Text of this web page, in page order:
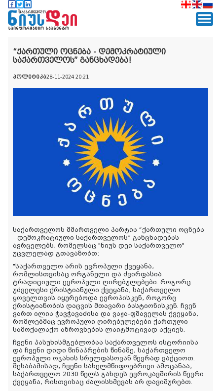
“ქართული ოცნება - დემოკრატიული
საქართველოს” განცხადება!
პოლიტიკა28-11-2024 20:21
საქართველოს მმართველი პარტია “ქართული ოცნება
- დემოკრატიული საქართველოს” განცხადებას
ავრცელებს, რომელსაც "ნიუს დეი საქართველო"
უცვლელად გთავაზობთ:
"საქართველო არის ევროპული ქვეყანა,
რომლისთვისაც ორგანული და ძვირფასია
ტრადიციული ევროპული ღირებულებები. როგორც
უძველესი ქრისტიანული ქვეყანა, საქართველო
ყოველთვის იყურებოდა ევროპისკენ, როგორც
ქრისტიანობის დაცვის მთავარი ბასტიონისკენ. ჩვენ
ვართ ილია ჭავჭავაძისა და ვაჟა-ფშაველას ქვეყანა,
რომლებმაც ევროპული ღირებულებები ქართული
სამოქალაქო აზროვნების ლაიტმოტივად აქციეს.
ჩვენი პასუხისმგებლობაა საქართველოს ისტორიისა
და ჩვენი დიდი წინაპრების წინაშე, საქართველო
ევროპული ოჯახის სრულფასოვან წევრად ვაქციოთ.
შესაბამისად, ჩვენი სახელმწიფოებრივი ამოცანაა,
საქართველო 2030 წელს გახდეს ევროკავშირის წევრი
ქვეყანა, რისთვისაც ძალისხმევას არ დავიშურებთ.